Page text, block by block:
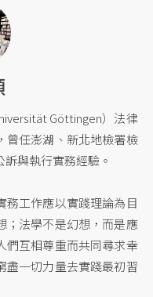
Göttingen）法律
曾任澎湖、新北地檢署檢
與執行實務經驗。
務工作應以實踐理論為目
；法學不是幻想，而是應
們互相尊重而共同尋求幸
盡一切力量去實踐最初習